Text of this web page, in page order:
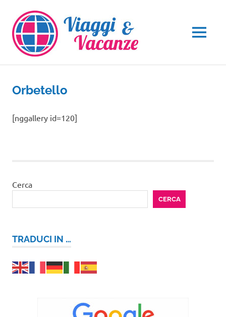
contenuto
MENU
Orbetello
[nggallery id=120]
Cerca
CERCA
TRADUCI IN …